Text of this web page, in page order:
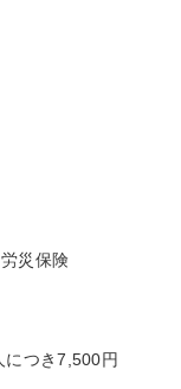
災保険
につき7,500円